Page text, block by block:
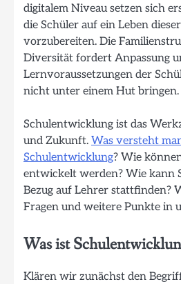
digitalem Niveau setzen sich
die Schüler auf ein Leben
vorzubereiten. Die
Diversität fordert Anpassung
Lernvoraussetzungen der
nicht unter einem Hut bringen.
Schulentwicklung ist das
und Zukunft. Was versteht
Schulentwicklung? Wie
entwickelt werden? Wie kann
Bezug auf Lehrer stattfinden?
Fragen und weitere Punkte in
Was ist
Klären wir zunächst den